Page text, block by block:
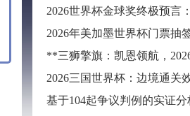
**三狮擎旗：凯恩领航，